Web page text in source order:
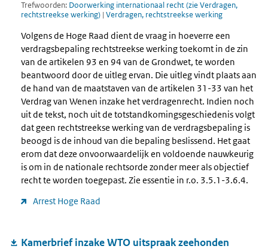
Trefwoorden: Doorwerking internationaal recht (zie Verdragen,
rechtstreekse werking) | Verdragen, rechtstreekse werking
Volgens de Hoge Raad dient de vraag in hoeverre een
verdragsbepaling rechtstreekse werking toekomt in de zin
van de artikelen 93 en 94 van de Grondwet, te worden
beantwoord door de uitleg ervan. Die uitleg vindt plaats aan
de hand van de maatstaven van de artikelen 31-33 van het
Verdrag van Wenen inzake het verdragenrecht. Indien noch
uit de tekst, noch uit de totstandkomingsgeschiedenis volgt
dat geen rechtstreekse werking van de verdragsbepaling is
beoogd is de inhoud van die bepaling beslissend. Het gaat
erom dat deze onvoorwaardelijk en voldoende nauwkeurig
is om in de nationale rechtsorde zonder meer als objectief
recht te worden toegepast. Zie essentie in r.o. 3.5.1-3.6.4.
Arrest Hoge Raad
Kamerbrief inzake WTO uitspraak zeehonden